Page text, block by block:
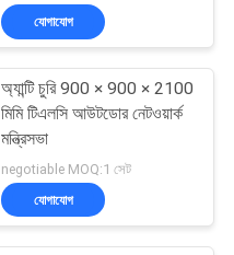
যোগাযোগ
অ্যান্টি চুরি 900 × 900 × 2100
মিমি টিএলসি আউটডোর নেটওয়ার্ক
মন্ত্রিসভা
negotiable MOQ:1 সেট
যোগাযোগ